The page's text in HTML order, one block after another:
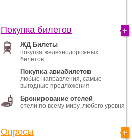
Покупка билетов
ЖД Билеты
покупка железнодорожных
билетов
Покупка авиабилетов
любые направления, самые
выгодные предложения
Бронирование отелей
отели по всему миру, любого уровня
Опросы